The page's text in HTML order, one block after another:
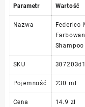
Parametr Wartość
Nazwa
Federico
SKU
Pojemność 230 ml
Cena 14.9 zł